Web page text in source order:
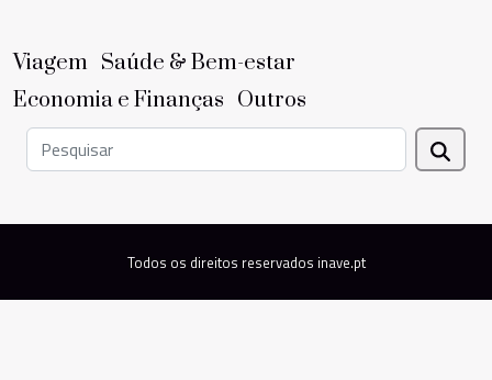
Viagem Saúde & Bem-estar
Economia e Finanças Outros
Todos os direitos reservados inave.pt